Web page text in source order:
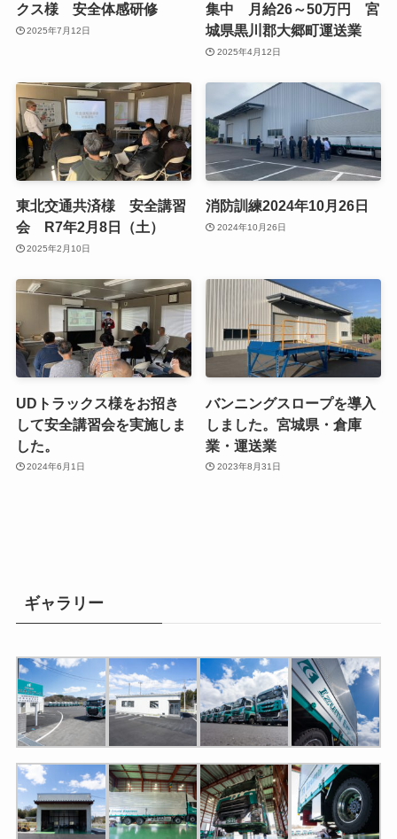
クス様 安全体感研修
2025年7月12日
集中 月給26～50万円 宮
城県黒川郡大郷町運送業
2025年4月12日
東北交通共済様 安全講習
会 R7年2月8日（土）
2025年2月10日
消防訓練2024年10月26日
2024年10月26日
UDトラックス様をお招き
して安全講習会を実施しま
した。
2024年6月1日
バンニングスロープを導入
しました。宮城県・倉庫
業・運送業
2023年8月31日
ギャラリー